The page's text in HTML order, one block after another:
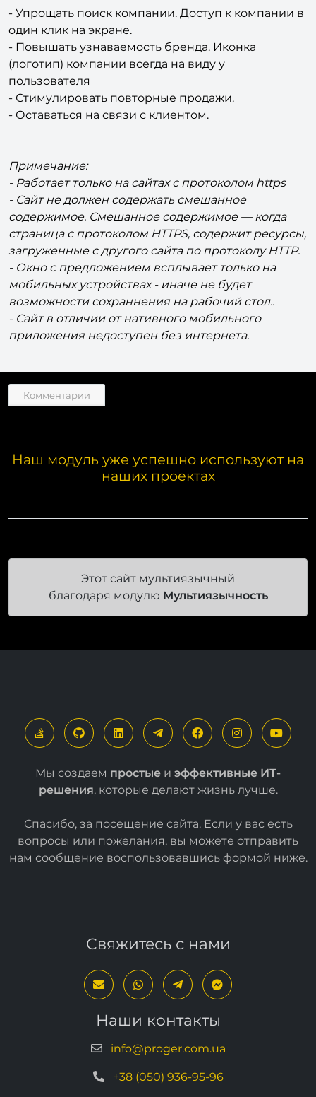
- Упрощать поиск компании. Доступ к компании в
один клик на экране.
- Повышать узнаваемость бренда. Иконка
(логотип) компании всегда на виду у
пользователя
- Стимулировать повторные продажи.
Примечание:
- Работает только на сайтах с протоколом https
- Сайт не должен содержать смешанное
содержимое. Смешанное содержимое — когда
страница с протоколом HTTPS, содержит ресурсы,
загруженные с другого сайта по протоколу HTTP.
- Окно с предложением всплывает только на
мобильных устройствах - иначе не будет
возможности сохраннения на рабочий стол..
- Сайт в отличии от нативного мобильного
Наш модуль уже успешно используют на
Этот сайт мультиязычный
благодаря модулюМультиязычность
Мы создаемпростыеиэффективные ИТ-
Спасибо, за посещение сайта. Если у вас есть
вопросы или пожелания, вы можете отправить
Свяжитесь с нами
Наши контакты
info@proger.com.ua